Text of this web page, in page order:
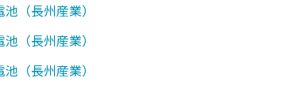
池（長州産業）
池（長州産業）
池（長州産業）